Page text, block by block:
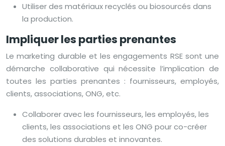
Utiliser des matériaux recyclés ou biosourcés dans
la production.
Impliquer les parties prenantes
Le marketing durable et les engagements RSE sont une
démarche collaborative qui nécessite l’implication de
toutes les parties prenantes : fournisseurs, employés,
clients, associations, ONG, etc.
Collaborer avec les fournisseurs, les employés, les
clients, les associations et les ONG pour co-créer
des solutions durables et innovantes.